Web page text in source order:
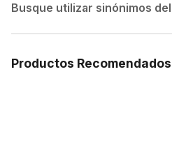
Busque utilizar sinónimos
Productos Recomendados